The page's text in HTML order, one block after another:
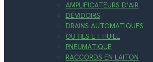
AMPLIFICATEURS D’AIR
DÉVIDOIRS
DRAINS AUTOMATIQUES
OUTILS ET HUILE
PNEUMATIQUE
RACCORDS EN LAITON